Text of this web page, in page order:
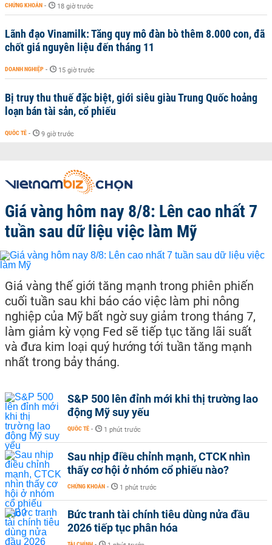
CHỨNG KHOÁN - 18 giờ trước
Lãnh đạo Vinamilk: Tăng quy mô đàn bò thêm 8.000 con, đã
chốt giá nguyên liệu đến tháng 11
DOANH NGHIỆP - 15 giờ trước
Bị truy thu thuế đặc biệt, giới siêu giàu Trung Quốc hoảng
loạn bán tài sản, cổ phiếu
QUỐC TẾ - 9 giờ trước
Giá vàng hôm nay 8/8: Lên cao nhất 7
tuần sau dữ liệu việc làm Mỹ
Giá vàng thế giới tăng mạnh trong phiên phiến
cuối tuần sau khi báo cáo việc làm phi nông
nghiệp của Mỹ bất ngờ suy giảm trong tháng 7,
làm giảm kỳ vọng Fed sẽ tiếp tục tăng lãi suất
và đưa kim loại quý hướng tới tuần tăng mạnh
nhất trong bảy tháng.
S&P 500 lên đỉnh mới khi thị trường lao
động Mỹ suy yếu
QUỐC TẾ - 1 phút trước
Sau nhịp điều chỉnh mạnh, CTCK nhìn
thấy cơ hội ở nhóm cổ phiếu nào?
CHỨNG KHOÁN - 1 phút trước
Bức tranh tài chính tiêu dùng nửa đầu
2026 tiếp tục phân hóa